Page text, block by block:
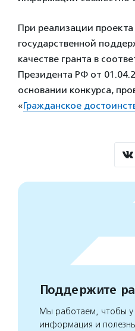
При реализации
государственной
качестве гранта в
Президента РФ от
основании конкурса,
«Гражданское
Поддержите
Мы работаем, чтобы у
информация и